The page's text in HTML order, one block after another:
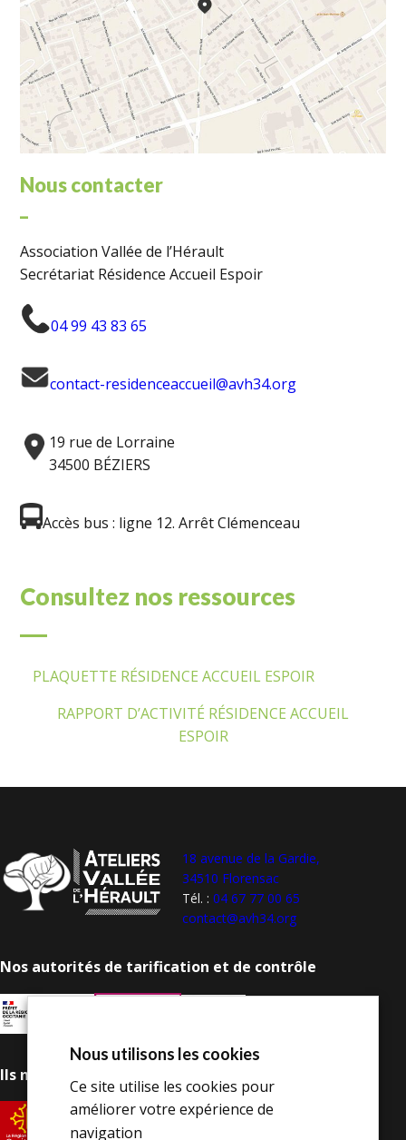
Nous contacter
Association Vallée de l’Hérault
Secrétariat Résidence Accueil Espoir
04 99 43 83 65
contact-residenceaccueil@avh34.org
19 rue de Lorraine
34500 BÉZIERS
Accès bus : ligne 12. Arrêt Clémenceau
Consultez nos ressources
PLAQUETTE RÉSIDENCE ACCUEIL ESPOIR
RAPPORT D’ACTIVITÉ RÉSIDENCE ACCUEIL
ESPOIR
18 avenue de la Gardie,
34510 Florensac
Tél. :04 67 77 00 65
contact@avh34.org
Nos autorités de tarification et de contrôle
Ils nous soutiennent
Nous utilisons les cookies
Ce site utilise les cookies pour
améliorer votre expérience de
navigation